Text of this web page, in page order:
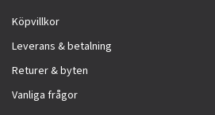
Köpvillkor
Leverans & betalning
Returer & byten
Vanliga frågor